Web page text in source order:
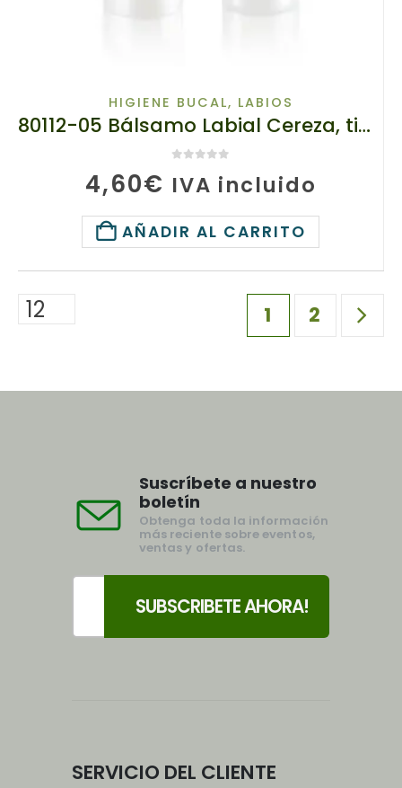
HIGIENE BUCAL, LABIOS
80112-05 Bálsamo Labial Cereza, tianDe, 3.5 g, Defensa Suave y Brillo Delicado
4,60€ IVA incluido
AÑADIR AL CARRITO
1 2
Suscríbete a nuestro
boletín
Obtenga toda la información
más reciente sobre eventos,
ventas y ofertas.
SERVICIO DEL CLIENTE